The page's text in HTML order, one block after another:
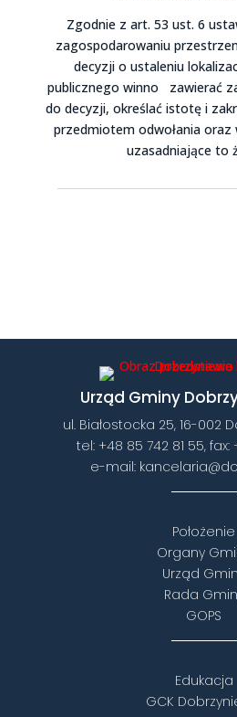
Zgodnie z art. 53 ust. 6
zagospodarowaniu
decyzji o ustaleniu
publicznego winno zawierać
do decyzji, określać istotę i
przedmiotem odwołania oraz
uzasadniające to
Urząd Gminy
ul. Białostocka 25, 16-002
tel: +48 85 742 81 55, fax:
e-mail:
Położenie
Organy
Urząd
Rada
GOPS
Edukacja
GCK